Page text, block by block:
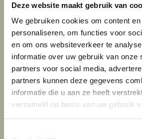
Deze website maakt gebruik van
We gebruiken cookies om content
personaliseren, om functies voor
en om ons websiteverkeer te
informatie over uw gebruik van onze
partners voor social media,
partners kunnen deze gegevens
informatie die u aan ze heeft
verzameld op basis van uw gebruik